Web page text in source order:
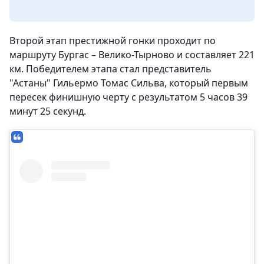
Второй этап престижной гонки проходит по
маршруту Бургас – Велико-Тырново и составляет 221
км. Победителем этапа стал представитель
"Астаны" Гильермо Томас Сильва, который первым
пересек финишную черту с результатом 5 часов 39
минут 25 секунд.